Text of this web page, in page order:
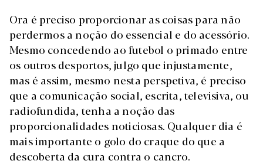
Ora é preciso proporcionar as coisas para não
perdermos a noção do essencial e do acessório.
Mesmo concedendo ao futebol o primado entre
os outros desportos, julgo que injustamente,
mas é assim, mesmo nesta perspetiva, é preciso
que a comunicação social, escrita, televisiva, ou
radiofundida, tenha a noção das
proporcionalidades noticiosas. Qualquer dia é
mais importante o golo do craque do que a
descoberta da cura contra o cancro.